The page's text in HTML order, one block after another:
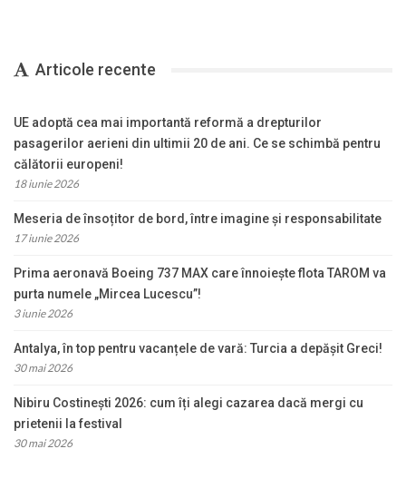
Articole recente
UE adoptă cea mai importantă reformă a drepturilor
pasagerilor aerieni din ultimii 20 de ani. Ce se schimbă pentru
călătorii europeni!
18 iunie 2026
Meseria de însoțitor de bord, între imagine și responsabilitate
17 iunie 2026
Prima aeronavă Boeing 737 MAX care înnoiește flota TAROM va
purta numele „Mircea Lucescu”!
3 iunie 2026
Antalya, în top pentru vacanțele de vară: Turcia a depășit Greci!
30 mai 2026
Nibiru Costinești 2026: cum îți alegi cazarea dacă mergi cu
prietenii la festival
30 mai 2026